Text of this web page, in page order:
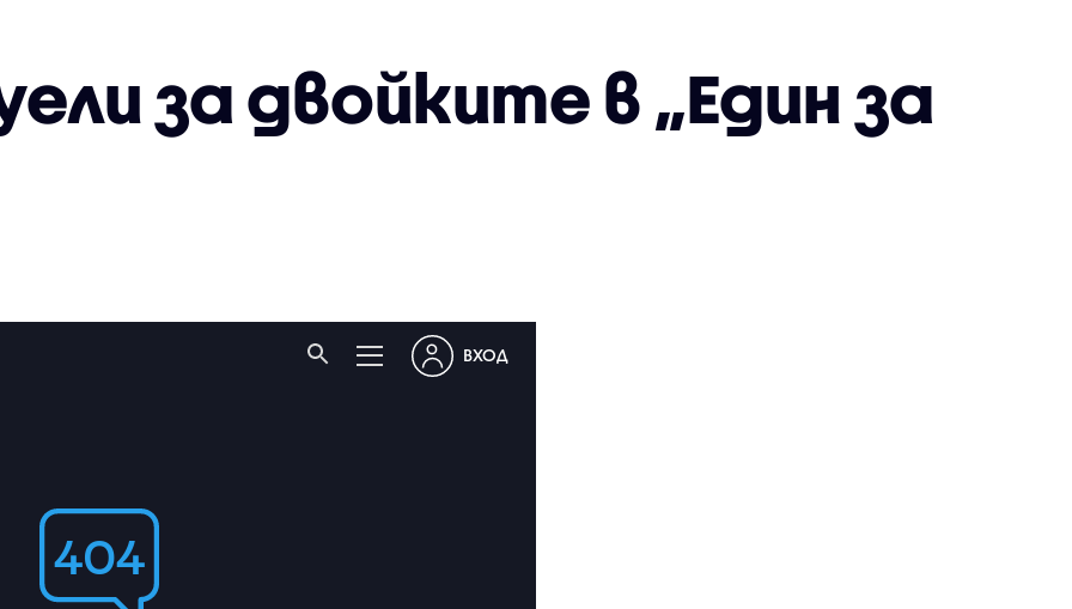
за двойките в „Един за